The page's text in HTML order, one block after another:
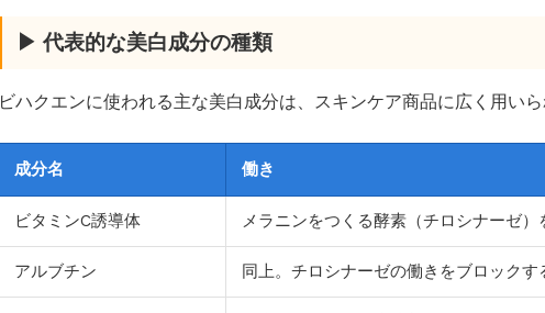
▶ 代表的な美白成分の種類
ビハクエンに使われる主な美白成分は、スキンケア商品に広く用い
成分名 働き
ビタミンC誘導体 メラニンをつくる酵素（チロシナーゼ）
アルブチン 同上。チロシナーゼの働きをブロックす